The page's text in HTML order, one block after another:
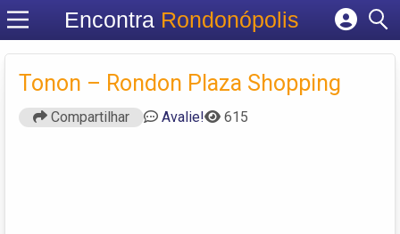
Encontra Rondonópolis
Cadastrar empresa
Criar conta
Tonon – Rondon Plaza Shopping
Compartilhar Avalie! 615